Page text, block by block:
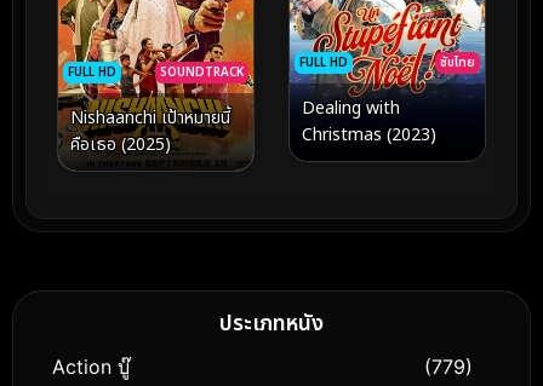
FULL HD SOUNDTRACK
Nishaanchi เป้าหมายนี้
คือเธอ (2025)
FULL HD ซับไทย
Dealing with
Christmas (2023)
ประเภทหนัง
Action บู๊ (779)